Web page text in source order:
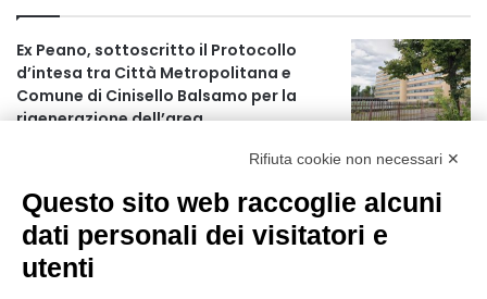
Ex Peano, sottoscritto il Protocollo
d’intesa tra Città Metropolitana e
Comune di Cinisello Balsamo per la
rigenerazione dell’area
partire dalle ore 18
2 ore fa
Ex mercato Selinunte, via libera alle
Rifiuta cookie non necessari ✕
Questo sito web raccoglie alcuni
dati personali dei visitatori e
utenti